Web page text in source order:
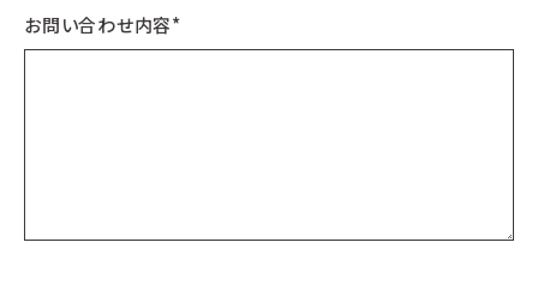
お問い合わせ内容*